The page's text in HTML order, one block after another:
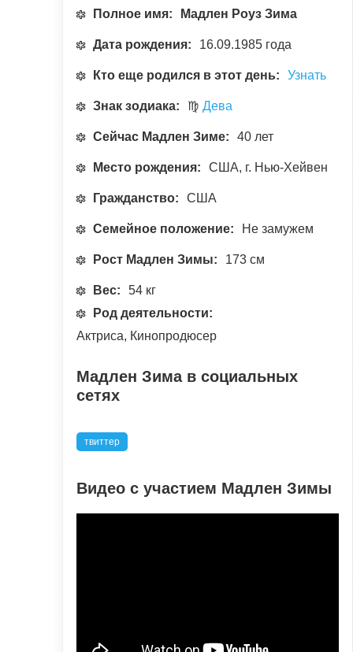
Полное имя: Мадлен Роуз Зима
Дата рождения: 16.09.1985 года
Кто еще родился в этот день: Узнать
Знак зодиака: ♍ Дева
Сейчас Мадлен Зиме: 40 лет
Место рождения: США, г. Нью-Хейвен
Гражданство: США
Семейное положение: Не замужем
Рост Мадлен Зимы: 173 см
Вес:
54 кг
Род деятельности:
Актриса, Кинопродюсер
Мадлен Зима в социальных
сетях
твиттер
Видео с участием Мадлен Зимы